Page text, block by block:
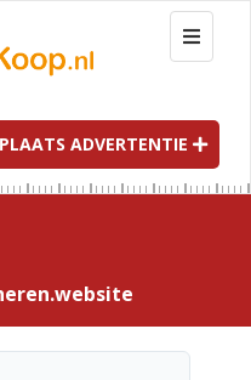
T
o
g
l
e
n
a
t
PLAATS ADVERTENTIE